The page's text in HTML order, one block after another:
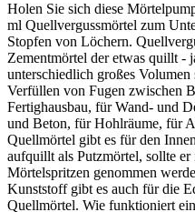
Holen Sie sich diese
ml Quellvergussmörtel zum
Stopfen von Löchern.
Zementmörtel der etwas quillt -
unterschiedlich großes
Verfüllen von Fugen zwischen
Fertighausbau, für Wand- und
und Beton, für Hohlräume, für
Quellmörtel gibt es für den
aufquillt als Putzmörtel, sollte
Mörtelspritzen genommen
Kunststoff gibt es auch für die
Quellmörtel. Wie funktioniert